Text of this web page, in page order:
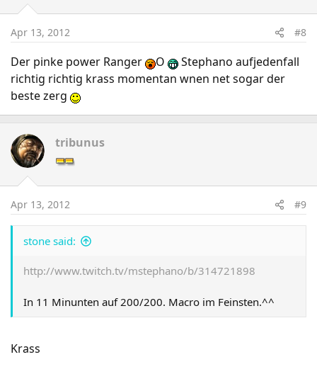
Apr 13, 2012 #8
Der pinke power Ranger O
Stephano aufjedenfall
richtig richtig krass momentan wnen net sogar der
beste zerg
tribunus
Apr 13, 2012 #9
stone said:
http://www.twitch.tv/mstephano/b/314721898
In 11 Minunten auf 200/200. Macro im Feinsten.^^
Krass